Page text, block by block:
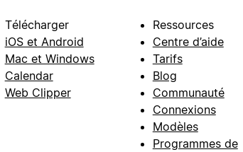
Télécharger
iOS et Android
Mac et Windows
Calendar
Web Clipper
Ressources
Centre d’aide
Tarifs
Blog
Communauté
Connexions
Modèles
Programmes de